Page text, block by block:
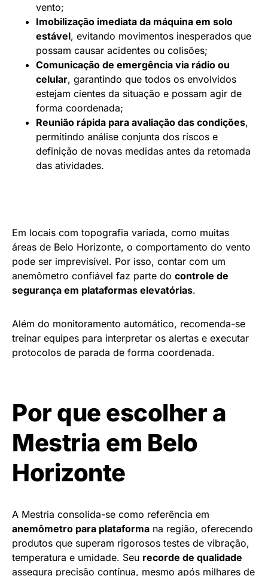
vento;
Imobilização imediata da máquina em solo
estável, evitando movimentos inesperados que
possam causar acidentes ou colisões;
Comunicação de emergência via rádio ou
celular, garantindo que todos os envolvidos
estejam cientes da situação e possam agir de
forma coordenada;
Reunião rápida para avaliação das condições,
permitindo análise conjunta dos riscos e
definição de novas medidas antes da retomada
das atividades.
Em locais com topografia variada, como muitas
áreas de Belo Horizonte, o comportamento do vento
pode ser imprevisível. Por isso, contar com um
anemômetro confiável faz parte do controle de
segurança em plataformas elevatórias.
Além do monitoramento automático, recomenda-se
treinar equipes para interpretar os alertas e executar
protocolos de parada de forma coordenada.
Por que escolher a
Mestria em Belo
Horizonte
A Mestria consolida-se como referência em
anemômetro para plataforma na região, oferecendo
produtos que superam rigorosos testes de vibração,
temperatura e umidade. Seu recorde de qualidade
assegura precisão contínua, mesmo após milhares de